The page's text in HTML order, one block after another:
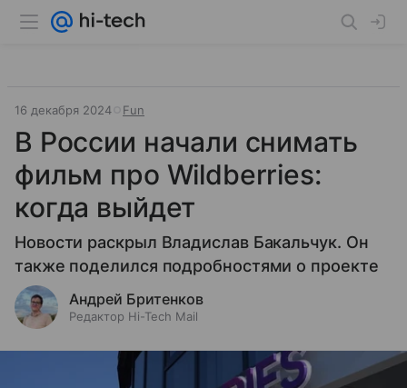
16 декабря 2024 Fun
В России начали снимать
фильм про Wildberries:
когда выйдет
Новости раскрыл Владислав Бакальчук. Он
также поделился подробностями о проекте
Андрей Бритенков
Редактор Hi-Tech Mail